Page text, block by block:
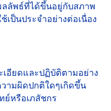
ลลัพธ์ที่ได้ขึ้นอยู่กับสภาพ
ป็นประจำอย่างต่อเนื่อง
เอียดและปฏิบัติตามอย่าง
ามผิดปกติใดๆเกิดขึ้น
ย์หรือเภสัชกร